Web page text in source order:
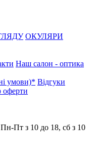
ОКУЛЯРИ
Наш салон - оптика
умови)* Відгуки
оферти
Пн-Пт з 10 до 18, сб з 10